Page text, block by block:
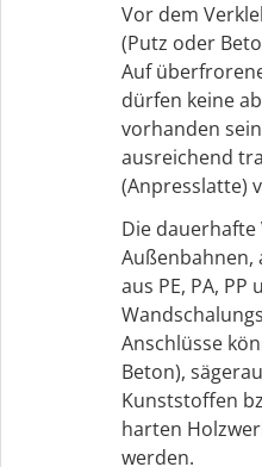
Vor dem
(Putz oder
Auf
dürfen keine
vorhanden
ausreichend
(Anpresslatte)
Die
Außenbahnen,
aus PE, PA,
Anschlüsse
Beton),
Kunststoffen
harten
werden.